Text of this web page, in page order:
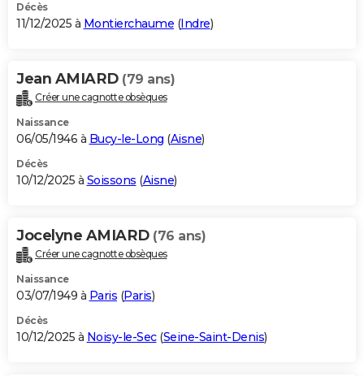
Décès
11/12/2025 à Montierchaume (Indre)
Jean AMIARD (79 ans)
Créer une cagnotte obsèques
Naissance
06/05/1946 à Bucy-le-Long (Aisne)
Décès
10/12/2025 à Soissons (Aisne)
Jocelyne AMIARD (76 ans)
Créer une cagnotte obsèques
Naissance
03/07/1949 à Paris (Paris)
Décès
10/12/2025 à Noisy-le-Sec(Seine-Saint-Denis)